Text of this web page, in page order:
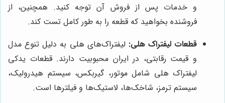
و خدمات پس از فروش آن توجه کنید. همچنین، از
فروشنده بخواهید که قطعه را به طور کامل تست کند.
قطعات لیفتراک هلی: لیفتراک‌های هلی به دلیل تنوع مدل
و قیمت رقابتی، در ایران محبوبیت دارند. قطعات یدکی
لیفتراک هلی شامل موتور، گیربکس، سیستم هیدرولیک،
سیستم ترمز، شاخک‌ها، لاستیک‌ها و فیلترها است.